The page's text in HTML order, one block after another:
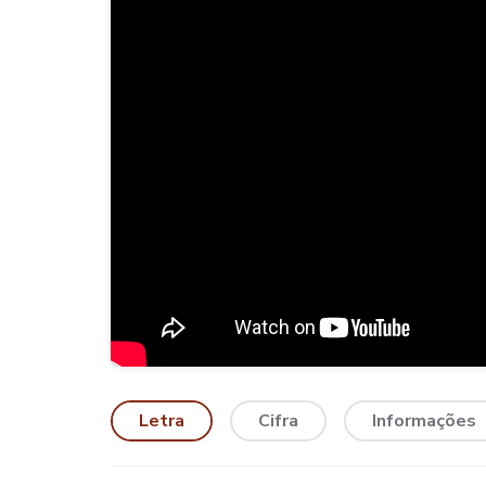
Letra Cifra Informações